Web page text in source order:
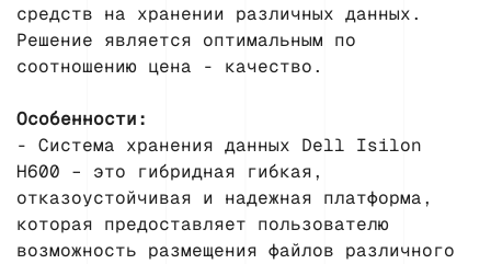
средств на хранении различных данных.
Решение является оптимальным по
соотношению цена - качество.
Особенности:
- Система хранения данных Dell Isilon
H600 – это гибридная гибкая,
отказоустойчивая и надежная платформа,
которая предоставляет пользователю
возможность размещения файлов различного